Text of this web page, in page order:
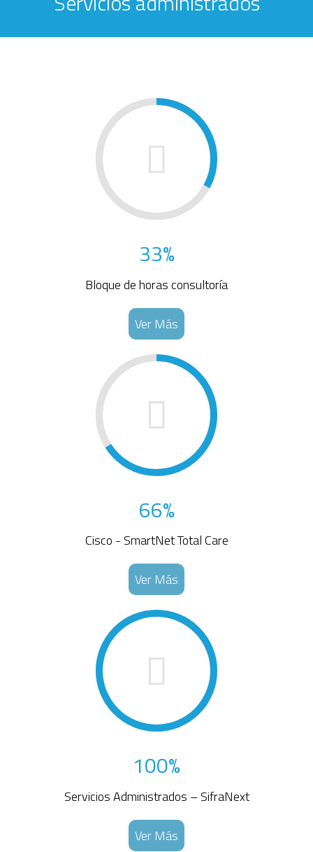
33%
Bloque de horas consultoría
Ver Más
66%
Cisco - SmartNet Total Care
Ver Más
100%
Servicios Administrados – SifraNext
Ver Más